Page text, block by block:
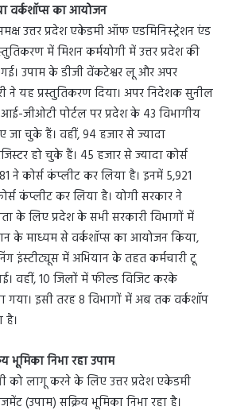
वर्कशॉप्स का आयोजन
उत्तर प्रदेश एकेडमी ऑफ एडमिनिस्ट्रेशन एंड
में मिशन कर्मयोगी में उत्तर प्रदेश की
गई। उपाम के डीजी वेंकटेश्वर लू और अपर
ने यह प्रस्तुतिकरण दिया। अपर निदेशक सुनील
जीओटी पोर्टल पर प्रदेश के 43 विभागीय
जा चुके हैं। वहीं, 94 हजार से ज्यादा
हो चुके हैं। 45 हजार से ज्यादा कोर्स
ने कोर्स कंप्लीट कर लिया है। इनमें 5,921
कंप्लीट कर लिया है। योगी सरकार ने
के लिए प्रदेश के सभी सरकारी विभागों में
के माध्यम से वर्कशॉप्स का आयोजन किया,
इंस्टीट्यूस में अभियान के तहत कर्मचारी टू
वहीं, 10 जिलों में फील्ड विजिट करके
गया। इसी तरह 8 विभागों में अब तक वर्कशॉप
है।
भूमिका निभा रहा उपाम
को लागू करने के लिए उत्तर प्रदेश एकेडमी
(उपाम) सक्रिय भूमिका निभा रहा है।